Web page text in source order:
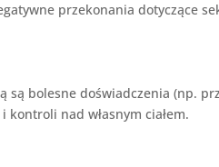
przekonania dotyczące
są bolesne doświadczenia (np.
nad własnym ciałem.